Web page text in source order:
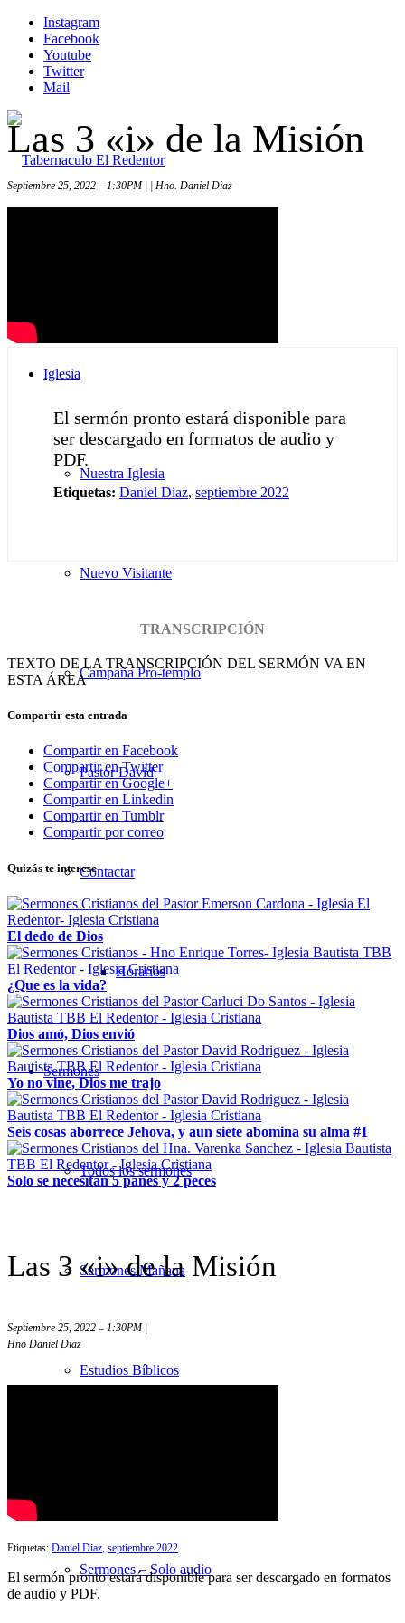
Instagram
Facebook
Youtube
Twitter
Mail
Iglesia
Nuestra Iglesia
Nuevo Visitante
Campaña Pro-templo
Pastor David
Contactar
Horarios
Sermones
Todos los sermones
Sermones Mañana
Estudios Bíblicos
Sermones – Solo audio
Las 3 «i» de la Misión
Septiembre 25, 2022 – 1:30PM | | Hno. Daniel Diaz
El sermón pronto estará disponible para
ser descargado en formatos de audio y
PDF.
Etiquetas: Daniel Diaz, septiembre 2022
TRANSCRIPCIÓN
TEXTO DE LA TRANSCRIPCIÓN DEL SERMÓN VA EN
ESTA ÁREA
Compartir esta entrada
Compartir en Facebook
Compartir en Twitter
Compartir en Google+
Compartir en Linkedin
Compartir en Tumblr
Compartir por correo
Quizás te interese
El dedo de Dios
¿Que es la vida?
Dios amó, Dios envió
Yo no vine, Dios me trajo
Seis cosas aborrece Jehova, y aun siete abomina su alma #1
Solo se necesitan 5 panes y 2 peces
Las 3 «i» de la Misión
Septiembre 25, 2022 – 1:30PM |
Hno Daniel Diaz
Etiquetas: Daniel Diaz septiembre 2022
El sermón pronto estará disponible para ser descargado en formatos
de audio y PDF.